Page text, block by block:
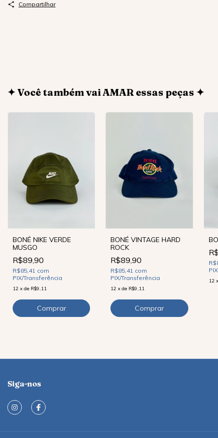
Compartilhar
✦ Você também vai AMAR essas peças ✦
BONÉ NIKE VERDE
MUSGO
R$89,90
R$85,41 com
PIX/Transferência
12 x de R$9,11
BONÉ VINTAGE HARD
ROCK
R$89,90
R$85,41 com
PIX/Transferência
12 xde R$9,11
12
Siga-nos